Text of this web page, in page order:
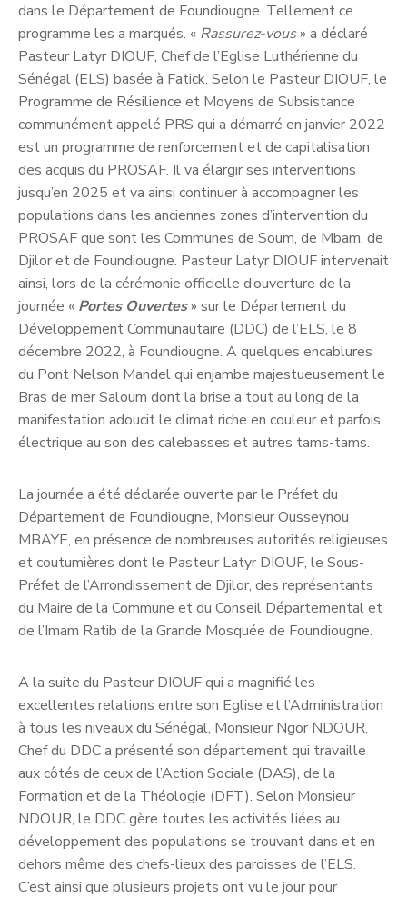
dans le Département de Foundiougne. Tellement ce
programme les a marqués. « Rassurez-vous» a déclaré
Pasteur Latyr DIOUF, Chef de l’Eglise Luthérienne du
Sénégal (ELS) basée à Fatick. Selon le Pasteur DIOUF, le
Programme de Résilience et Moyens de Subsistance
communément appelé PRS qui a démarré en janvier 2022
est un programme de renforcement et de capitalisation
des acquis du PROSAF. Il va élargir ses interventions
jusqu’en 2025 et va ainsi continuer à accompagner les
populations dans les anciennes zones d’intervention du
PROSAF que sont les Communes de Soum, de Mbam, de
Djilor et de Foundiougne. Pasteur Latyr DIOUF intervenait
ainsi, lors de la cérémonie officielle d’ouverture de la
journée « Portes Ouvertes» sur le Département du
Développement Communautaire (DDC) de l’ELS, le 8
décembre 2022, à Foundiougne. A quelques encablures
du Pont Nelson Mandel qui enjambe majestueusement le
Bras de mer Saloum dont la brise a tout au long de la
manifestation adoucit le climat riche en couleur et parfois
électrique au son des calebasses et autres tams-tams.
La journée a été déclarée ouverte par le Préfet du
Département de Foundiougne, Monsieur Ousseynou
MBAYE, en présence de nombreuses autorités religieuses
et coutumières dont le Pasteur Latyr DIOUF, le Sous-
Préfet de l’Arrondissement de Djilor, des représentants
du Maire de la Commune et du Conseil Départemental et
de l’Imam Ratib de la Grande Mosquée de Foundiougne.
A la suite du Pasteur DIOUF qui a magnifié les
excellentes relations entre son Eglise et l’Administration
à tous les niveaux du Sénégal, Monsieur Ngor NDOUR,
Chef du DDC a présenté son département qui travaille
aux côtés de ceux de l’Action Sociale (DAS), de la
Formation et de la Théologie (DFT). Selon Monsieur
NDOUR, le DDC gère toutes les activités liées au
développement des populations se trouvant dans et en
dehors même des chefs-lieux des paroisses de l’ELS.
C’est ainsi que plusieurs projets ont vu le jour pour